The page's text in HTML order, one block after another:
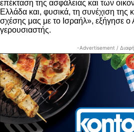
επέκταση της ασφάλειας και των
Ελλάδα και, φυσικά, τη συνέχιση της
σχέσης μας με το Ισραήλ», εξήγησε ο
γερουσιαστής.
-Advertisement /